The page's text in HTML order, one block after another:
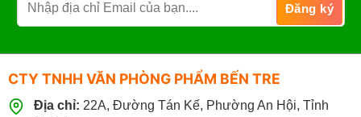
CTY TNHH VĂN PHÒNG PHẨM BẾN TRE
Địa chỉ: 22A, Đường Tán Kế, Phường An Hội, Tỉnh